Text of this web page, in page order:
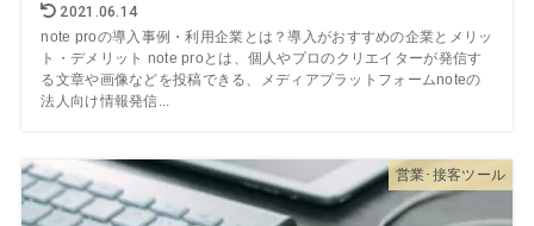
2021.06.14
note proの導入事例・利用企業とは？導入がおすすめの企業とメリッ
ト・デメリット note proとは、個人やプロのクリエイターが発信す
る文章や画像などを投稿できる、メディアプラットフォームnoteの
法人向け情報発信...
営業･接客ツール